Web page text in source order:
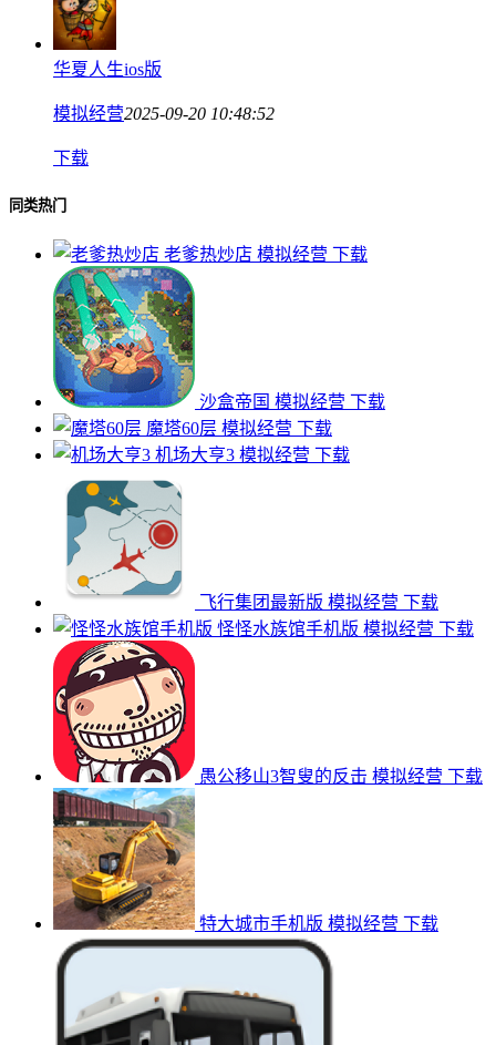
华夏人生ios版
模拟经营2025-09-20 10:48:52
下载
同类热门
老爹热炒店 模拟经营 下载
沙盒帝国 模拟经营 下载
魔塔60层 模拟经营 下载
机场大亨3 模拟经营 下载
飞行集团最新版 模拟经营 下载
怪怪水族馆手机版 模拟经营 下载
愚公移山3智叟的反击 模拟经营 下载
特大城市手机版 模拟经营 下载